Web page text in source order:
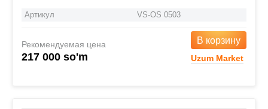
Артикул VS-OS 0503
Рекомендуемая цена
217 000 so'm
В корзину
Uzum Market